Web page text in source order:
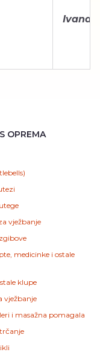
Ivana
OPREMA
vježbanje
medicinke i ostale
klupe
vježbanje
i masažna pomagala